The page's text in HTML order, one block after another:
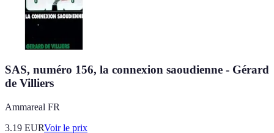
SAS, numéro 156, la connexion saoudienne - Gérard
de Villiers
Ammareal FR
3.19 EURVoir le prix